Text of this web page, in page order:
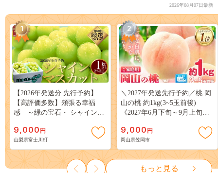
2026年08月07日最新
1
【2026年発送分 先行予約】
【高評価多数】頬張る幸福
感 ～緑の宝石・ シャインマ
３房） フルーツ 山梨県産 果
物 くだもの シャイン マスカ
ット ぶどう ブドウ 葡萄 大粒
種なし 先行予約 富士川町
10000円 一万円 9000円 九千円
9,000 円
山梨県富士川町
2
＼2027年発送先行予約／桃 岡
山の桃 約1kg(3~5玉前後)
《2027年6月下旬～9月上旬頃
岡山 はくとう スイーツ フル
ーツ 果物 デザート 旬 モモ も
も 先行予約 送料無料 果物 岡
山県 笠岡市 清水白桃 白鳳 白
麗 クール便---
9,000 円
岡山県笠岡市
もっと見る